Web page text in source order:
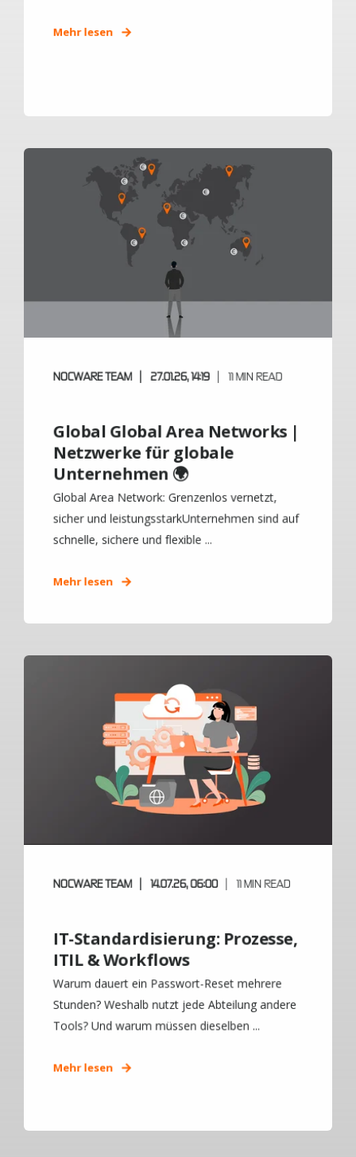
Mehr lesen
NOCWARE TEAM 27.01.26, 14:19 11 MIN READ
Global Global Area Networks |
Netzwerke für globale
Unternehmen 🌍
Global Area Network: Grenzenlos vernetzt,
sicher und leistungsstarkUnternehmen sind auf
schnelle, sichere und flexible ...
Mehr lesen
NOCWARE TEAM 14.07.26, 06:00 11 MIN READ
IT-Standardisierung: Prozesse,
ITIL & Workflows
Warum dauert ein Passwort-Reset mehrere
Stunden? Weshalb nutzt jede Abteilung andere
Tools? Und warum müssen dieselben ...
Mehr lesen